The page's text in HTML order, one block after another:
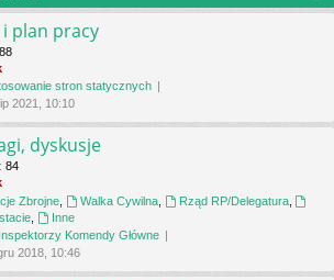
plan pracy
88
stron statycznych
2021, 10:10
dyskusje
: 84
Zbrojne, Walka Cywilna, Rząd RP/Delegatura,
,
Inne
Komendy Główne
gru 2018, 10:46